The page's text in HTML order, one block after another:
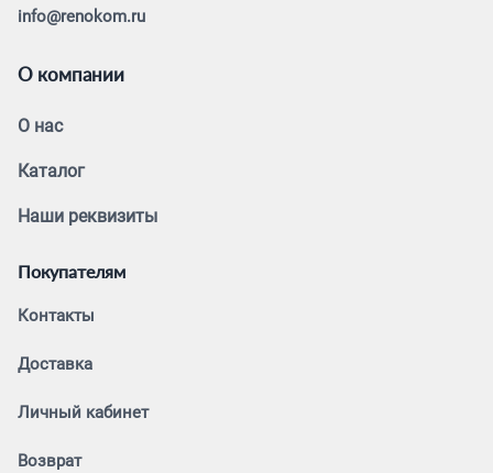
info@renokom.ru
О компании
О нас
Каталог
Наши реквизиты
Покупателям
Контакты
Доставка
Личный кабинет
Возврат